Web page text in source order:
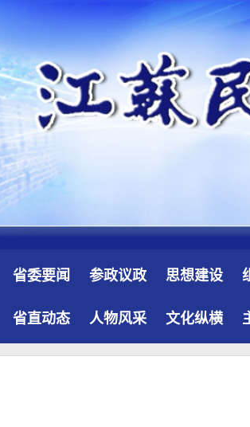
省委要闻 参政议政 思想建设
省直动态 人物风采 文化纵横